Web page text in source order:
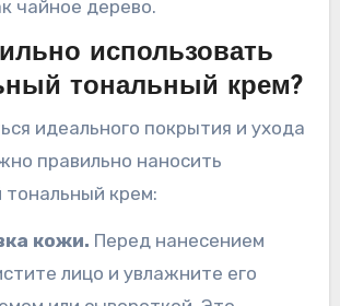
чайное дерево.
использовать
тональный крем?
идеального покрытия и ухода
правильно наносить
тональный крем:
кожи. Перед нанесением
лицо и увлажните его